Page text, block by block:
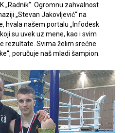
„Radnik“. Ogromnu zahvalnost
„Stevan Jakovljević“ na
hvala našem portalu „Infodesk
su uvek uz mene, kao i svim
rezultate. Svima želim srećne
poručuje naš mladi šampion.